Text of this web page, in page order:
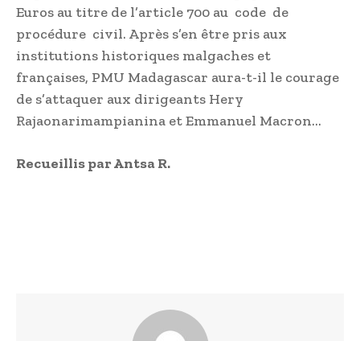
Euros au titre de l’article 700 au code de
procédure civil. Après s’en être pris aux
institutions historiques malgaches et
françaises, PMU Madagascar aura-t-il le courage
de s’attaquer aux dirigeants Hery
Rajaonarimampianina et Emmanuel Macron…
Recueillis par Antsa R.